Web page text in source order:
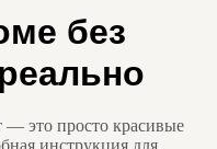
без
— это просто красивые